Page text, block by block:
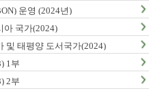
운영 (2024년)
아 국가(2024)
및 태평양 도서국가(2024)
1부
2부